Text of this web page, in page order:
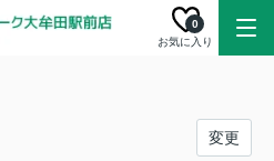
お気に入り
0
変更